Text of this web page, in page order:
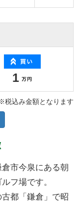
1
税込み金額となります
市今泉にある朝
フ場です。
都「鎌倉」で昭